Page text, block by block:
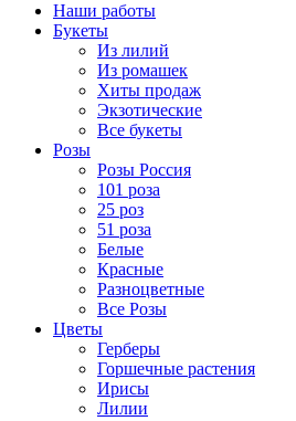
Наши работы
Букеты
Из лилий
Из ромашек
Хиты продаж
Экзотические
Все букеты
Розы
Розы Россия
101 роза
25 роз
51 роза
Белые
Красные
Разноцветные
Все Розы
Цветы
Герберы
Горшечные растения
Ирисы
Лилии